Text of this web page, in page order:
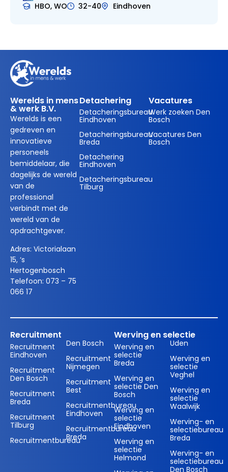
HBO, WO
32-40 Eindhoven
Werelds in mens
& werk B.V.
Werelds is een
gedreven en
innovatieve
personeels
bemiddelaar, die
dagelijks de wereld
van de
professional
verbindt met de
wereld van de
opdrachtgever.
Adres: Victorialaan
15, ‘s
Hertogenbosch
Telefoon: 073 – 75
066 17
Detachering
Detacheringsbureau
Eindhoven
Detacheringsbureau
Breda
Detachering
Eindhoven
Detacheringsbureau
Tilburg
Vacatures
Werk zoeken Den
Bosch
Vacatures Den
Bosch
Recruitment
Recruitment
Eindhoven
Recruitment
Den Bosch
Recruitment
Breda
Recruitment
Tilburg
Recruitmentbureau
Den Bosch
Recruitment
Nijmegen
Recruitment
Best
Recruitmentbureau
Eindhoven
Recruitmentbureau
Breda
Werving en selectie
Werving en
selectie
Breda
Werving en
selectie Den
Bosch
Werving en
selectie
Eindhoven
Werving en
selectie
Helmond
Uden
Werving en
selectie
Veghel
Werving en
selectie
Waalwijk
Werving- en
selectiebureau
Breda
Werving- en
selectiebureau
Den Bosch